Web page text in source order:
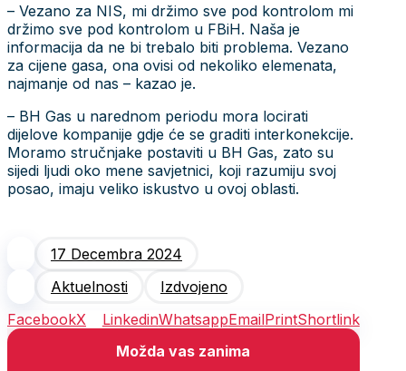
– Vezano za NIS, mi držimo sve pod kontrolom mi
držimo sve pod kontrolom u FBiH. Naša je
informacija da ne bi trebalo biti problema. Vezano
za cijene gasa, ona ovisi od nekoliko elemenata,
najmanje od nas – kazao je.
– BH Gas u narednom periodu mora locirati
dijelove kompanije gdje će se graditi interkonekcije.
Moramo stručnjake postaviti u BH Gas, zato su
sijedi ljudi oko mene savjetnici, koji razumiju svoj
posao, imaju veliko iskustvo u ovoj oblasti.
17 Decembra 2024
Aktuelnosti
Izdvojeno
FacebookX LinkedinWhatsappEmailPrintShortlink
Možda vas zanima